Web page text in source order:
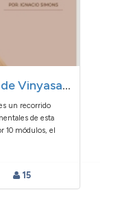
Diplomado Fundamentos de Vinyasa Krama
un recorrido
de esta
10 módulos, el
15